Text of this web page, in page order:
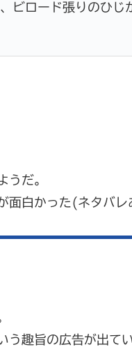
ビロード張りのひじ
うだ。
面白かった(ネタバレ
趣旨の広告が出てい